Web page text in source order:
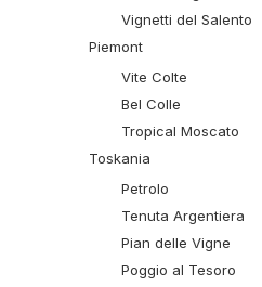
Vignetti del Salento
Piemont
Vite Colte
Bel Colle
Tropical Moscato
Toskania
Petrolo
Tenuta Argentiera
Pian delle Vigne
Poggio al Tesoro